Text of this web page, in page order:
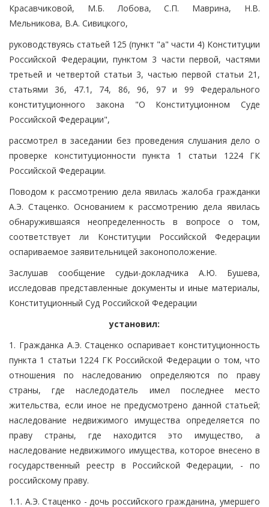
Красавчиковой, М.Б. Лобова, С.П. Маврина, Н.В.
Мельникова, В.А. Сивицкого,
руководствуясь статьей 125 (пункт "а" части 4) Конституции
Российской Федерации, пунктом 3 части первой, частями
третьей и четвертой статьи 3, частью первой статьи 21,
статьями 36, 47.1, 74, 86, 96, 97 и 99 Федерального
конституционного закона "О Конституционном Суде
Российской Федерации",
рассмотрел в заседании без проведения слушания дело о
проверке конституционности пункта 1 статьи 1224 ГК
Российской Федерации.
Поводом к рассмотрению дела явилась жалоба гражданки
А.Э. Стаценко. Основанием к рассмотрению дела явилась
обнаружившаяся неопределенность в вопросе о том,
соответствует ли Конституции Российской Федерации
оспариваемое заявительницей законоположение.
Заслушав сообщение судьи-докладчика А.Ю. Бушева,
исследовав представленные документы и иные материалы,
Конституционный Суд Российской Федерации
установил:
1. Гражданка А.Э. Стаценко оспаривает конституционность
пункта 1 статьи 1224 ГК Российской Федерации о том, что
отношения по наследованию определяются по праву
страны, где наследодатель имел последнее место
жительства, если иное не предусмотрено данной статьей;
наследование недвижимого имущества определяется по
праву страны, где находится это имущество, а
наследование недвижимого имущества, которое внесено в
государственный реестр в Российской Федерации, - по
российскому праву.
1.1. А.Э. Стаценко - дочь российского гражданина, умершего